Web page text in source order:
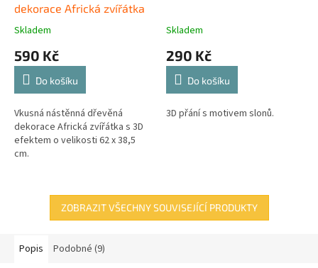
dekorace Africká zvířátka
Skladem
590 Kč
Do košíku
Vkusná nástěnná dřevěná
dekorace Africká zvířátka s 3D
efektem o velikosti 62 x 38,5
cm.
Skladem
290 Kč
Do košíku
3D přání s motivem slonů.
ZOBRAZIT VŠECHNY SOUVISEJÍCÍ PRODUKTY
Popis Podobné (9)